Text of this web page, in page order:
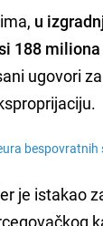
u
188 miliona
ugovori
je istakao